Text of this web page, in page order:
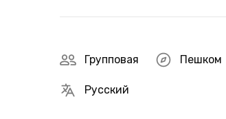
Групповая Пешком
Русский